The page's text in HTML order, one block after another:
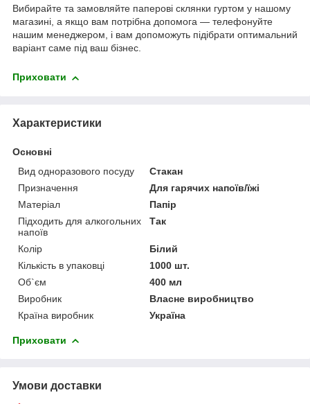
Вибирайте та замовляйте паперові склянки гуртом у нашому
магазині, а якщо вам потрібна допомога — телефонуйте
нашим менеджером, і вам допоможуть підібрати оптимальний
варіант саме під ваш бізнес.
Приховати
Характеристики
Основні
Вид одноразового посуду
Стакан
Призначення
Для гарячих напоїв/їжі
Матеріал
Папір
Підходить для алкогольних
напоїв
Так
Колір
Білий
Кількість в упаковці
1000 шт.
Об`єм
400 мл
Виробник
Власне виробництво
Країна виробник
Україна
Приховати
Умови доставки